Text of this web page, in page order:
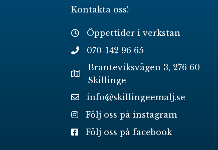
Kontakta oss!
Öppettider i verkstan
070-142 96 65
Branteviksvägen 3, 276 60
Skillinge
info@skillingeemalj.se
Följ oss på instagram
Följ oss på facebook